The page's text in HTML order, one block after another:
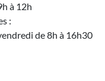
à 12h
:
de 8h à 16h30